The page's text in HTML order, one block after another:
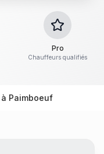
Pro
Chauffeurs qualifiés
Paimboeuf